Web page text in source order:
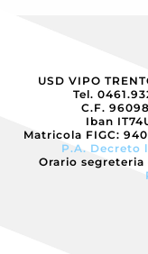
USD VIPO
Tel.
C.F.
Iban
Matricola FIGC:
P.A. Decreto
Orario segreteria